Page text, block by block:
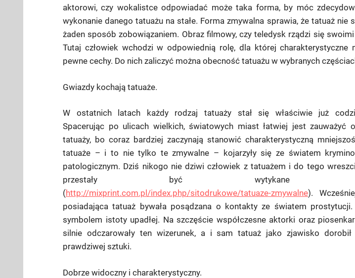
aktorowi, czy wokalistce odpowiadać może taka forma, by móc
wykonanie danego tatuażu na stałe. Forma zmywalna sprawia, że tatuaż nie
żaden sposób zobowiązaniem. Obraz filmowy, czy teledysk rządzi się
Tutaj człowiek wchodzi w odpowiednią rolę, dla której charakterystyczne
pewne cechy. Do nich zaliczyć można obecność tatuażu w wybranych
Gwiazdy kochają tatuaże.
W ostatnich latach każdy rodzaj tatuaży stał się właściwie już
Spacerując po ulicach wielkich, światowych miast łatwiej jest zauważyć
tatuaży, bo coraz bardziej zaczynają stanowić charakterystyczną
tatuaże – i to nie tylko te zmywalne – kojarzyły się ze światem
patologicznym. Dziś nikogo nie dziwi człowiek z tatuażem i do tego
przestały być wytykane
(http://mixprint.com.pl/index.php/sitodrukowe/tatuaze-zmywalne).
posiadająca tatuaż bywała posądzana o kontakty ze światem prostytucji.
symbolem istoty upadłej. Na szczęście współczesne aktorki oraz
silnie odczarowały ten wizerunek, a i sam tatuaż jako zjawisko
prawdziwej sztuki.
Dobrze widoczny i charakterystyczny.